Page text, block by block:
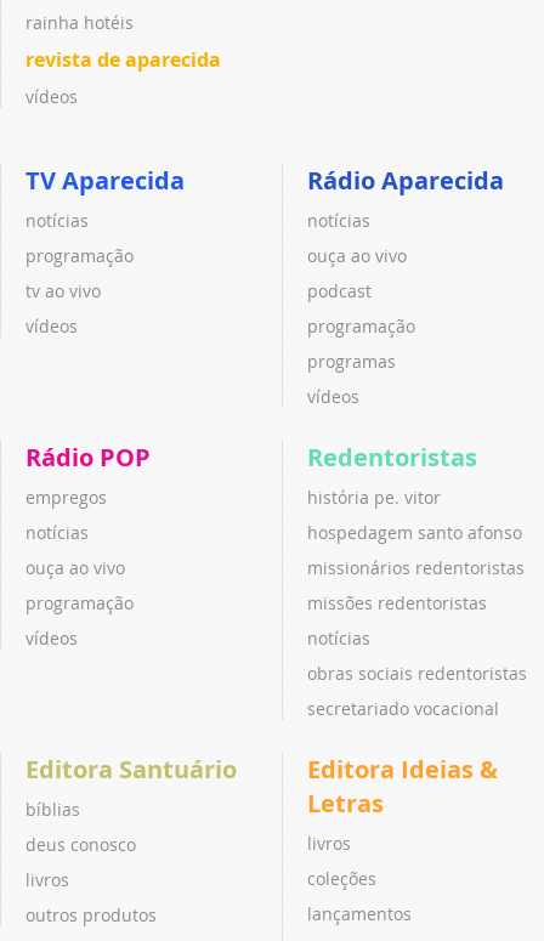
rainha hotéis
revista de aparecida
vídeos
TV Aparecida
notícias
programação
tv ao vivo
vídeos
Rádio Aparecida
notícias
ouça ao vivo
podcast
programação
programas
vídeos
Rádio POP
empregos
notícias
ouça ao vivo
programação
vídeos
Redentoristas
história pe. vitor
hospedagem santo afonso
missionários redentoristas
missões redentoristas
notícias
obras sociais redentoristas
secretariado vocacional
Editora Santuário
bíblias
deus conosco
livros
outros produtos
Editora Ideias &
Letras
livros
coleções
lançamentos